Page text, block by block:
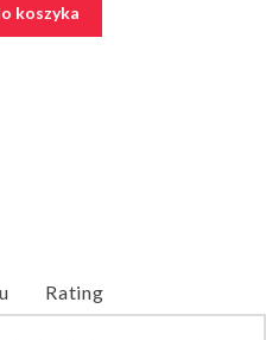
koszyka
Rating